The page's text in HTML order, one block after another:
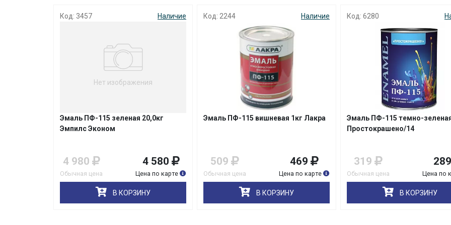
Код: 3457 Наличие
Нет изображения
Эмаль ПФ-115 зеленая 20,0кг
Эмпилс Эконом
4 980
Обычная цена
4 580
Цена по карте
В КОРЗИНУ
Код: 2244 Наличие
Эмаль ПФ-115 вишневая 1кг Лакра
509
Обычная цена
469
Цена по карте
В КОРЗИНУ
Код: 6280
Эмаль ПФ-115 темно-
Простокрашено/14
319
Обычная цена
289
Цена по
В КОРЗИНУ
раз в 2 недели